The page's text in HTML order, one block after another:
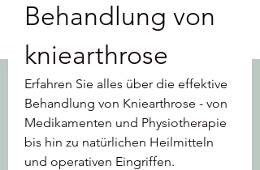
Behandlung von
kniearthrose
Erfahren Sie alles über die effektive
Behandlung von Kniearthrose - von
Medikamenten und Physiotherapie
bis hin zu natürlichen Heilmitteln
und operativen Eingriffen.